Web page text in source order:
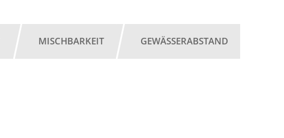
MISCHBARKEIT GEWÄSSERABSTAND